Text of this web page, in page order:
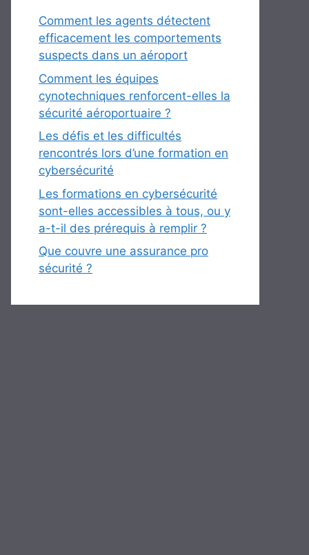
Comment les agents détectent
efficacement les comportements
suspects dans un aéroport
Comment les équipes
cynotechniques renforcent-elles la
sécurité aéroportuaire ?
Les défis et les difficultés
rencontrés lors d’une formation en
cybersécurité
Les formations en cybersécurité
sont-elles accessibles à tous, ou y
a-t-il des prérequis à remplir ?
Que couvre une assurance pro
sécurité ?